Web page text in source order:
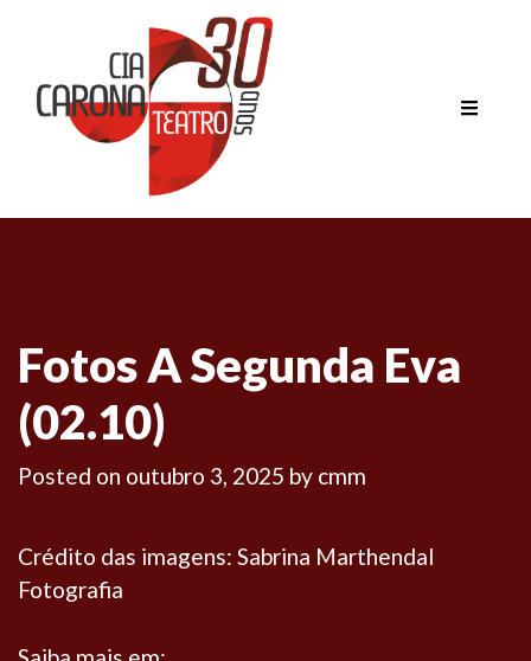
Fotos A Segunda Eva
(02.10)
Posted on outubro 3, 2025 by cmm
Crédito das imagens: Sabrina Marthendal
Fotografia